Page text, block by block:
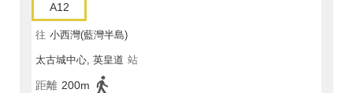
A12
往 小西灣(藍灣半島)
太古城中心, 英皇道 站
距離 200m